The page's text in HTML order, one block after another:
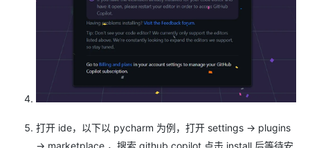
打开 ide，以下以 pycharm 为例，打开 settings -> plugins